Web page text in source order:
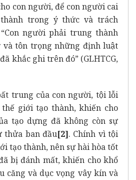
con người, để con người cai
trong ý thức và trách
người phải trung thành
và tôn trọng những định luật
khắc ghi trên đó” (GLHTCG,
trung của con người, tội lỗi
giới tạo thành, khiến cho
tạo dựng đã không còn sự
thửa ban đầu[2]. Chính vì tội
tạo thành, nên sự hài hòa tốt
bị đánh mất, khiến cho khổ
căng và dục vọng vây kín và